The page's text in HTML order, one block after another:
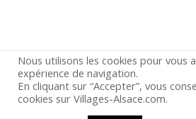
© 2026 · Villages
Nous utilisons les cookies pour vous
expérience de navigation.
En cliquant sur “Accepter”, vous
cookies sur Villages-Alsace.com.